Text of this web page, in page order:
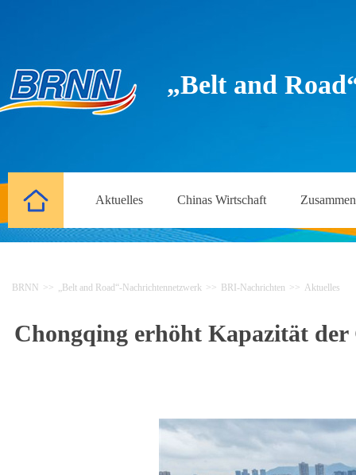
„Belt and
Aktuelles Chinas Wirtschaft
BRNN >> „Belt and Road“-Nachrichtennetzwerk >> BRI-Nachrichten >> Aktuelles
Chongqing erhöht Kapazität